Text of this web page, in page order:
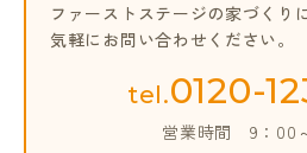
ファーストステージの家づくり
気軽にお問い合わせください。
tel.0120-
営業時間 9：00